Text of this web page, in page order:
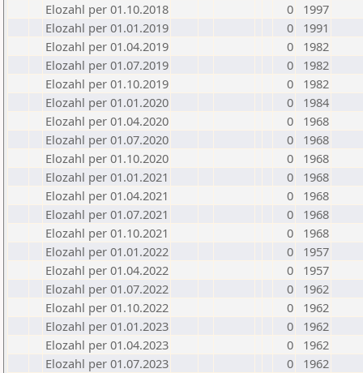
Elozahl per 01.10.2018
0
1997
Elozahl per 01.01.2019
0
1991
Elozahl per 01.04.2019
0
1982
Elozahl per 01.07.2019
0
1982
Elozahl per 01.10.2019
0
1982
Elozahl per 01.01.2020
0
1984
Elozahl per 01.04.2020
0
1968
Elozahl per 01.07.2020
0
1968
Elozahl per 01.10.2020
0
1968
Elozahl per 01.01.2021
0
1968
Elozahl per 01.04.2021
0
1968
Elozahl per 01.07.2021
0
1968
Elozahl per 01.10.2021
0
1968
Elozahl per 01.01.2022
0
1957
Elozahl per 01.04.2022
0
1957
Elozahl per 01.07.2022
0
1962
Elozahl per 01.10.2022
0
1962
Elozahl per 01.01.2023
0
1962
Elozahl per 01.04.2023
0
1962
Elozahl per 01.07.2023
0
1962